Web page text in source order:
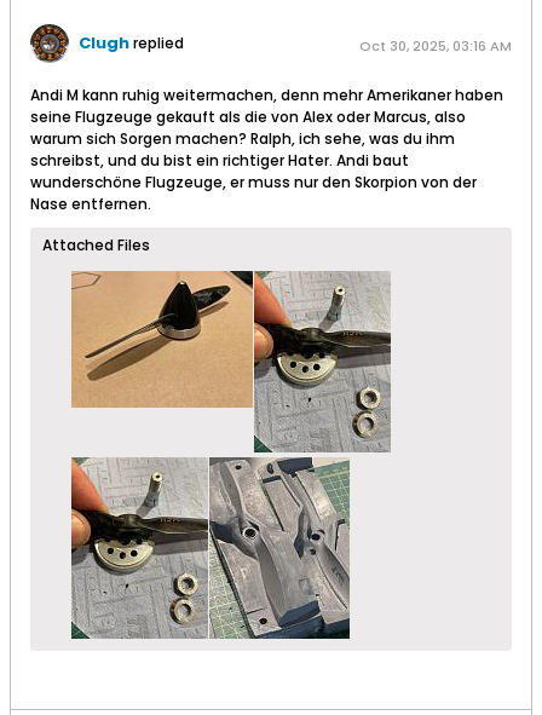
Clughreplied Oct 30, 2025, 03:16 AM
Andi M kann ruhig weitermachen, denn mehr Amerikaner haben
seine Flugzeuge gekauft als die von Alex oder Marcus, also
warum sich Sorgen machen? Ralph, ich sehe, was du ihm
schreibst, und du bist ein richtiger Hater. Andi baut
wunderschöne Flugzeuge, er muss nur den Skorpion von der
Nase entfernen.
Attached Files